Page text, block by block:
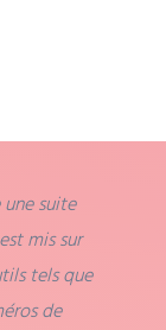
suite
mis sur
tels que
de